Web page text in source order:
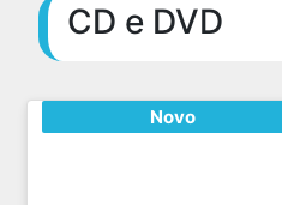
CD e DVD
Novo